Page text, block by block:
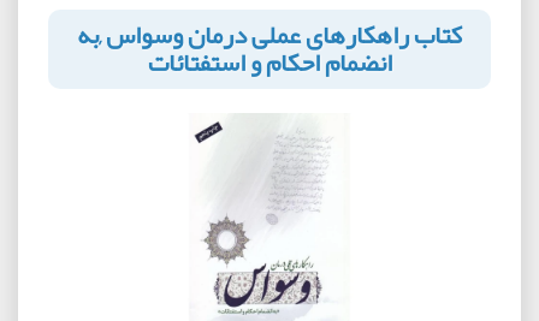
کتاب راهکارهای عملی درمان وسواس ,به
انضمام احکام و استفتائات